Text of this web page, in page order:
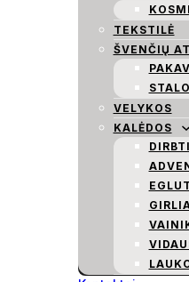
TEKSTILĖ
ŠVENČIŲ
VELYKOS
KALĖDOS